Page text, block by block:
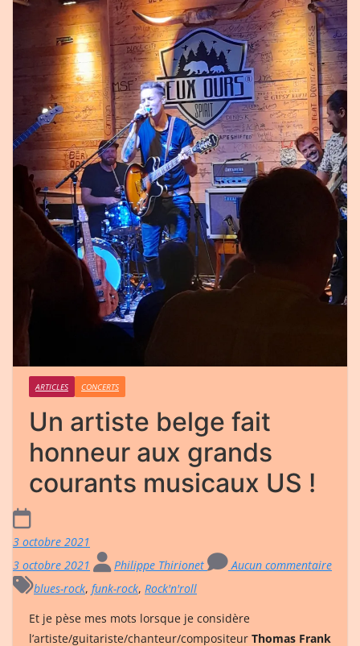
ARTICLES CONCERTS
Un artiste belge fait
honneur aux grands
courants musicaux US !
3 octobre 2021
3 octobre 2021
Philippe Thirionet
Aucun commentaire
blues-rock, funk-rock, Rock'n'roll
Et je pèse mes mots lorsque je considère
l’artiste/guitariste/chanteur/compositeur Thomas Frank